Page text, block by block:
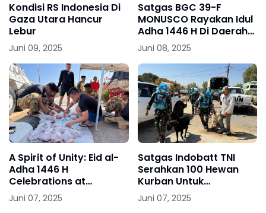
Kondisi RS Indonesia Di
Gaza Utara Hancur
Lebur
Juni 09, 2025
Satgas BGC 39-F
MONUSCO Rayakan Idul
Adha 1446 H Di Daerah
Misi
Juni 08, 2025
A Spirit of Unity: Eid al-
Adha 1446 H
Celebrations at
Soedirman Camp, UNIFIL
Headquarters
Juni 07, 2025
Satgas Indobatt TNI
Serahkan 100 Hewan
Kurban Untuk
Masyarakat Lebanon
Selatan
Juni 07, 2025